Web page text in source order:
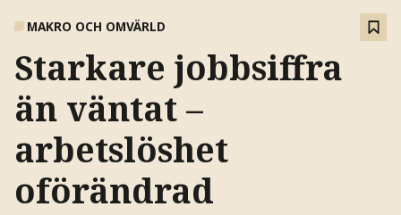
MAKRO OCH OMVÄRLD
Starkare jobbsiffra
än väntat –
arbetslöshet
oförändrad